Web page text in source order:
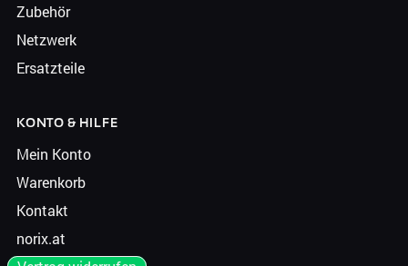
Zubehör
Netzwerk
Ersatzteile
KONTO & HILFE
Mein Konto
Warenkorb
Kontakt
norix.at